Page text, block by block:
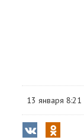
13 января 8:21